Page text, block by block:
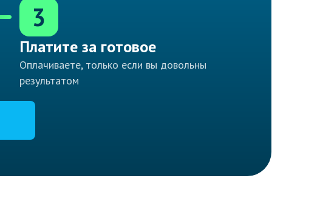
3
Платите за готовое
Оплачиваете, только если вы довольны
результатом